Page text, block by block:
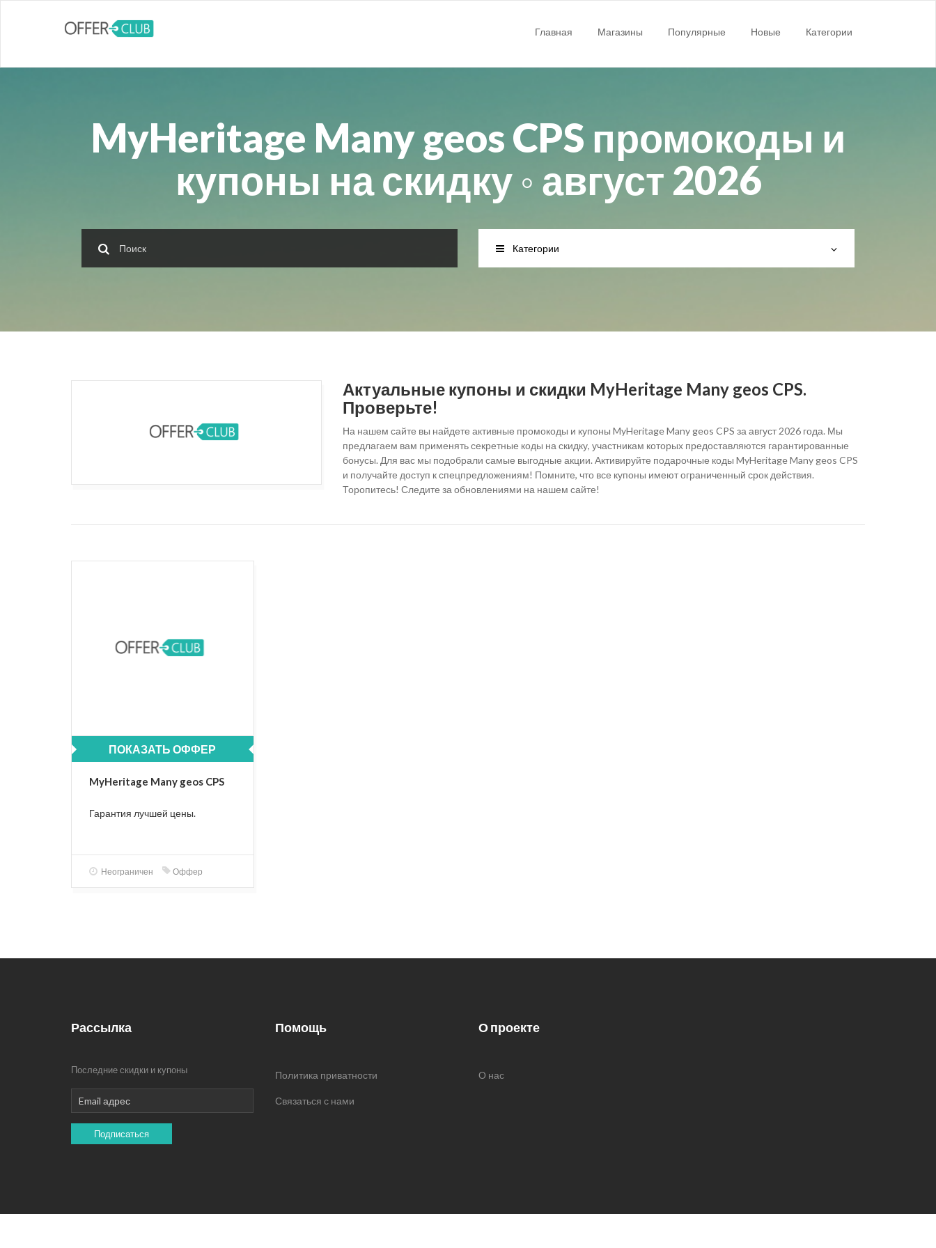
Главная Магазины Популярные Новые Категории
MyHeritage Many geos CPS промокоды и
купоны на скидку ◦ август 2026
Категории
Актуальные купоны и скидки MyHeritage Many geos CPS.
Проверьте!
На нашем сайте вы найдете активные промокоды и купоны MyHeritage Many geos CPS за август 2026 года. Мы
предлагаем вам применять секретные коды на скидку, участникам которых предоставляются гарантированные
бонусы. Для вас мы подобрали самые выгодные акции. Активируйте подарочные коды MyHeritage Many geos CPS
и получайте доступ к спецпредложениям! Помните, что все купоны имеют ограниченный срок действия.
Торопитесь! Следите за обновлениями на нашем сайте!
ПОКАЗАТЬ ОФФЕР
MyHeritage Many geos CPS
Гарантия лучшей цены.
Неограничен Оффер
Рассылка
Последние скидки и купоны
Подписаться
Помощь
Политика приватности
Связаться с нами
О проекте
О нас